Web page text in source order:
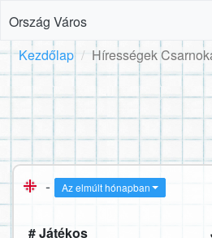
Ország Város
Kezdőlap Hírességek
- Az elmúlt hónapban
# Játékos